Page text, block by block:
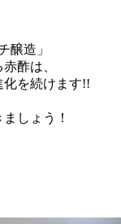
醸造」
赤酢は、
化を続けます!!
しょう！